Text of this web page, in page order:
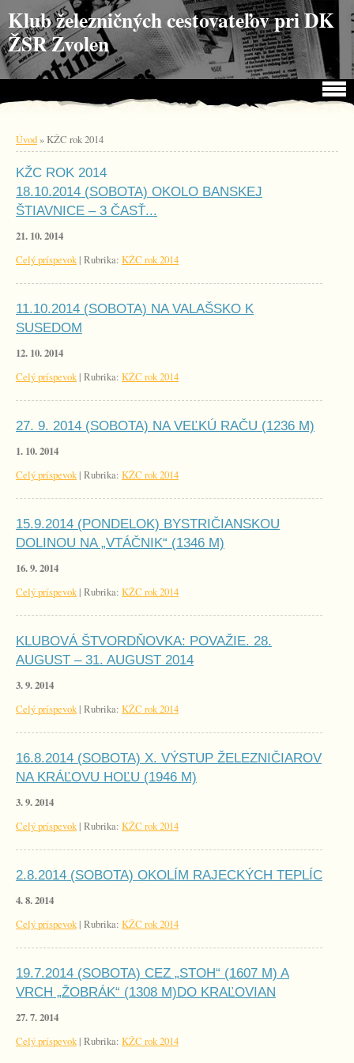
Choď na obsah
Choď na menu
Klub železničných cestovateľov pri DK
ŽSR Zvolen
Úvod» KŽC rok 2014
KŽC ROK 2014
18.10.2014 (SOBOTA) OKOLO BANSKEJ
ŠTIAVNICE – 3 ČASŤ...
21. 10. 2014
Celý príspevok | Rubrika: KŽC rok 2014
11.10.2014 (SOBOTA) NA VALAŠSKO K
SUSEDOM
12. 10. 2014
Celý príspevok | Rubrika: KŽC rok 2014
27. 9. 2014 (SOBOTA) NA VEĽKÚ RAČU (1236 M)
1. 10. 2014
Celý príspevok | Rubrika: KŽC rok 2014
15.9.2014 (PONDELOK) BYSTRIČIANSKOU
DOLINOU NA „VTÁČNIK“ (1346 M)
16. 9. 2014
Celý príspevok | Rubrika: KŽC rok 2014
KLUBOVÁ ŠTVORDŇOVKA: POVAŽIE. 28.
AUGUST – 31. AUGUST 2014
3. 9. 2014
Celý príspevok | Rubrika: KŽC rok 2014
16.8.2014 (SOBOTA) X. VÝSTUP ŽELEZNIČIAROV
NA KRÁĽOVU HOĽU (1946 M)
3. 9. 2014
Celý príspevok | Rubrika: KŽC rok 2014
2.8.2014 (SOBOTA) OKOLÍM RAJECKÝCH TEPLÍC
4. 8. 2014
Celý príspevok | Rubrika: KŽC rok 2014
19.7.2014 (SOBOTA) CEZ „STOH“ (1607 M) A
VRCH „ŽOBRÁK“ (1308 M)DO KRAĽOVIAN
27. 7. 2014
Celý príspevok | Rubrika: KŽC rok 2014